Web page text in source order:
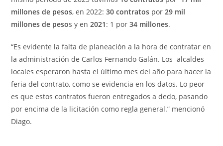
millones de pesos, en 2022:30 contratos por29 mil
millones de pesos y en2021: 1 por34 millones.
“Es evidente la falta de planeación a la hora de contratar en
la administración de Carlos Fernando Galán. Los alcaldes
locales esperaron hasta el último mes del año para hacer la
feria del contrato, como se evidencia en los datos. Lo peor
es que estos contratos fueron entregados a dedo, pasando
por encima de la licitación como regla general.” mencionó
Diago.